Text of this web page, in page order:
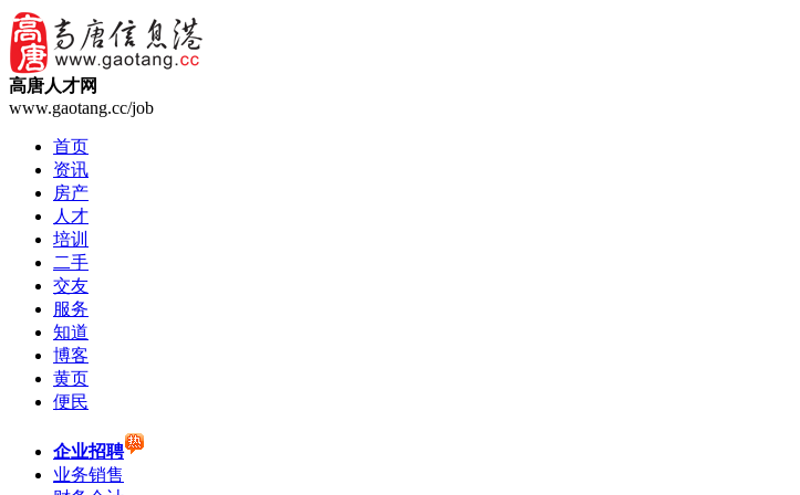
高唐人才网
www.gaotang.cc/job
首页
资讯
房产
人才
培训
二手
交友
服务
知道
博客
黄页
便民
企业招聘
业务销售